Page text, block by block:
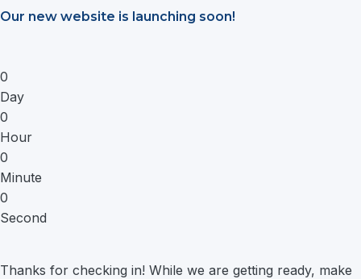
Saltar
Our new website is launching soon!
0
Day
0
Hour
0
Minute
0
Second
Thanks for checking in! While we are getting ready, make